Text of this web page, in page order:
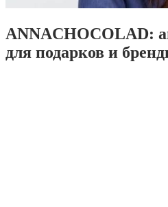
ANNACHOCOLAD:
для подарков и